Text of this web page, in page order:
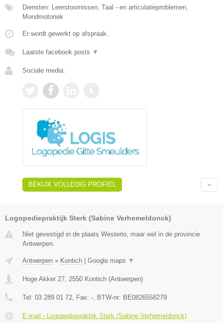
Diensten: Leerstoornissen, Taal - en articulatieproblemen,
Mondmotoriek
Er wordt gewerkt op afspraak.
Laatste facebook posts ▼
Sociale media:
BEKIJK VOLLEDIG PROFIEL
Logopediepraktijk Sterk (Sabine Verhemeldonck)
Niet gevestigd in de plaats Westerlo, maar wel in de provincie
Antwerpen.
Antwerpen » Kontich Google maps ▼
Hoge Akker 27, 2550 Kontich (Antwerpen)
Tel: 03 289 01 72, Fax: -, BTW-nr: BE0826558279
E-mail › Logopediepraktijk Sterk (Sabine Verhemeldonck)